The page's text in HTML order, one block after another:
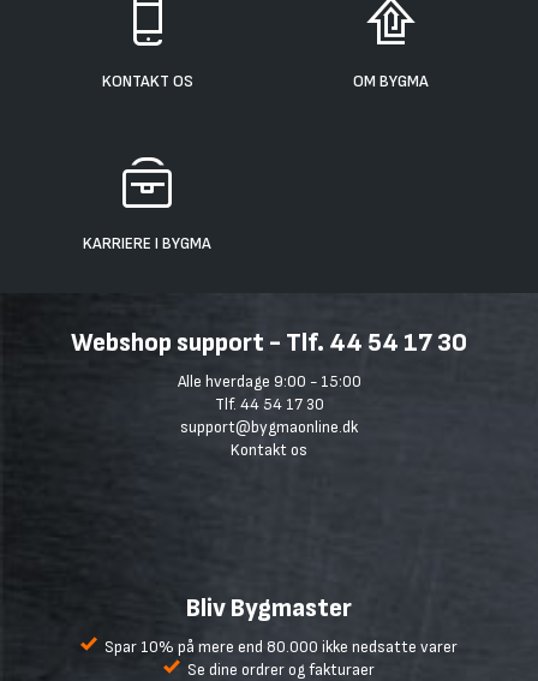
KONTAKT OS OM BYGMA
KARRIERE I BYGMA
Webshop support - Tlf. 44 54 17 30
Alle hverdage 9:00 - 15:00
Tlf. 44 54 17 30
support@bygmaonline.dk
Kontakt os
Bliv Bygmaster
Spar 10% på mere end 80.000 ikke nedsatte varer
Se dine ordrer og fakturaer